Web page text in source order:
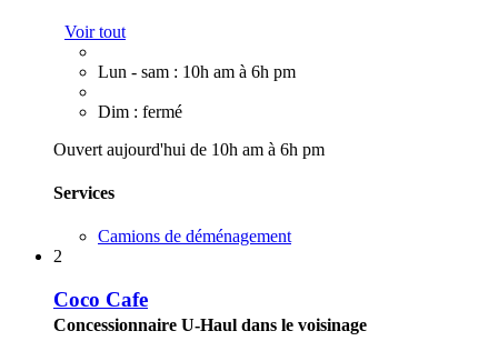
Voir tout
Lun - sam : 10h am à 6h pm
Dim : fermé
Ouvert aujourd'hui de 10h am à 6h pm
Services
Camions de déménagement
2
Coco Cafe
Concessionnaire U-Haul dans le voisinage